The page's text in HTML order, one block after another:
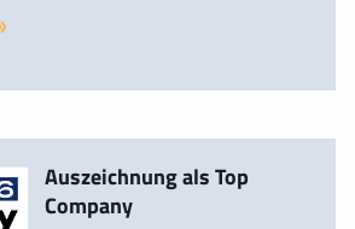
Auszeichnung als Top
Company